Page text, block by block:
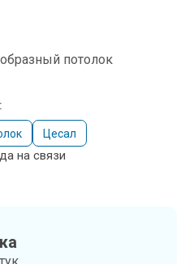
потолок
3313
Металлик
3000х40/34
потолок
Цесал
на связи